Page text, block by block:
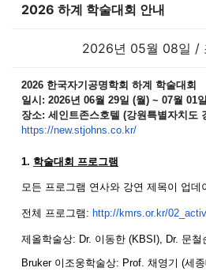
2026 하계 학술대회 안내
2026년 05월 08일 /
2026 한국자기공명학회 하계 학술대회
일시: 2026년 06월 29일 (월) ~ 07월 01
장소: 세인트존스호텔 (강원특별자치도
https://new.stjohns.co.kr/
1. 학술대회 프로그램
모든 프로그램 연사와 강연 제목이 업데
전체 프로그램 : http://kmrs.or.kr/02_
제올학술상: Dr. 이동한 (KBSI), Dr. 문
Bruker 이조웅학술상: Prof. 채영기 (세